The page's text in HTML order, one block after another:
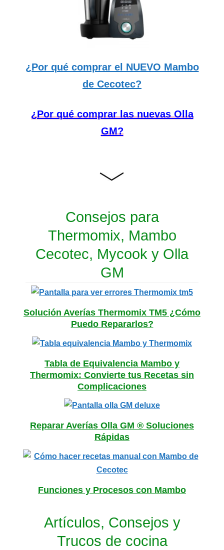
¿Por qué comprar el NUEVO Mambo
de Cecotec?
¿Por qué comprar las nuevas Olla
GM?
Consejos para
Thermomix, Mambo
Cecotec, Mycook y Olla
GM
Solución Averías Thermomix TM5 ¿Cómo
Puedo Repararlos?
Tabla de Equivalencia Mambo y
Thermomix: Convierte tus Recetas sin
Complicaciones
Reparar Averías Olla GM ® Soluciones
Rápidas
Funciones y Procesos con Mambo
Artículos, Consejos y
Trucos de cocina